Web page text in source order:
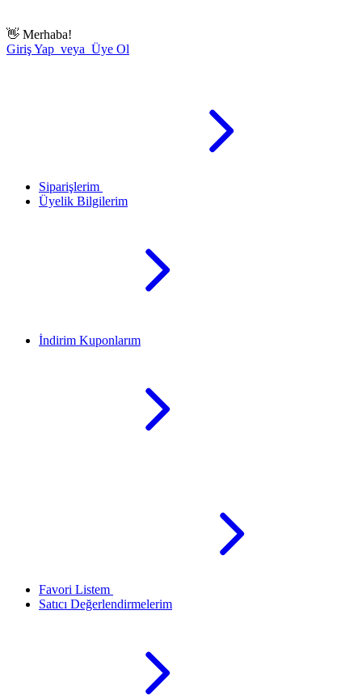
👋 Merhaba!
Giriş Yap veya Üye Ol
Siparişlerim
Üyelik Bilgilerim
İndirim Kuponlarım
Favori Listem
Satıcı Değerlendirmelerim